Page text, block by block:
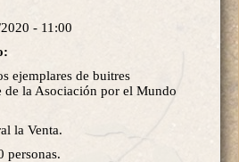
- 11:00
ejemplares de buitres
de la Asociación por el Mundo
la Venta.
personas.